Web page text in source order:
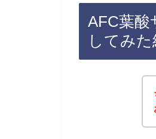
AFC葉
してみた